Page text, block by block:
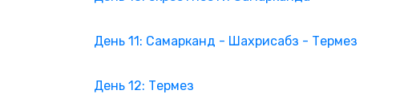
День 11: Самарканд - Шахрисабз - Термез
День 12: Термез